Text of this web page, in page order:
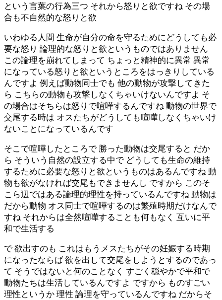
という言葉の行為三つ それから怒りと欲ですね その場
合も不自然的な怒りと欲
いわゆる人間 生命が自分の命を守るためにどうしても必
要な怒り 論理的な怒りと欲というものではありません
この論理を崩れてしまって ちょっと精神的に異常 異常
になっている怒りと欲というところをはっきりしている
んですよ 例えば動物同士でも 他の動物が攻撃してきた
ら こちらの動物も攻撃しなくちゃいけないんですよ そ
の場合はそちらは怒りで喧嘩するんですね 動物の世界で
交尾する時は オスたちがどうしても喧嘩しなくちゃいけ
ないことになっているんです
そこで喧嘩したところで 勝った動物は交尾すると だか
ら そういう自然の設立する中で どうしても生命の維持
するために必要な怒りと欲というものはあるんですね 動
物も欲がなければ交尾もできませんし ですから このそ
こら辺ではある論理的理性を持っているんですね 動物は
だから動物 オス同士で喧嘩するのは繁殖時期だけなんで
すね それからは全然喧嘩することも何もなく 互いに平
和で生活する
で 欲出すのも これはもうメスたちがその妊娠する時期
になったならば 欲を出して交尾をしようとするのであっ
て そうではないと何のことなく すごく穏やかで平和で
動物たちは生活しているんですよ ですから ものすごい
理性というか 理性 論理を守っているんですね だからそ